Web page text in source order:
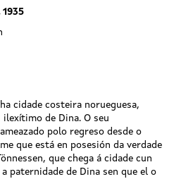
cidade costeira norueguesa,
de Dina. O seu
polo regreso desde o
que está en posesión da verdade
que chega á cidade cun
paternidade de Dina sen que el o